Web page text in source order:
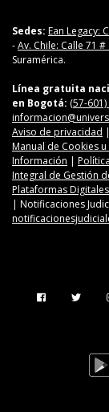
Sedes: Ean Legacy:
-Av. Chile: Calle 71 #
Suramérica.
Línea gratuita
en Bogotá: (57-
Aviso de privacidad |
Manual de Cookies
Información |
Integral de Gestión
Plataformas Digitales
| Notificaciones